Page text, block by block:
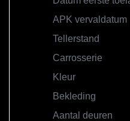
APK vervaldatum
Tellerstand
Carrosserie
Kleur
Bekleding
Aantal deuren